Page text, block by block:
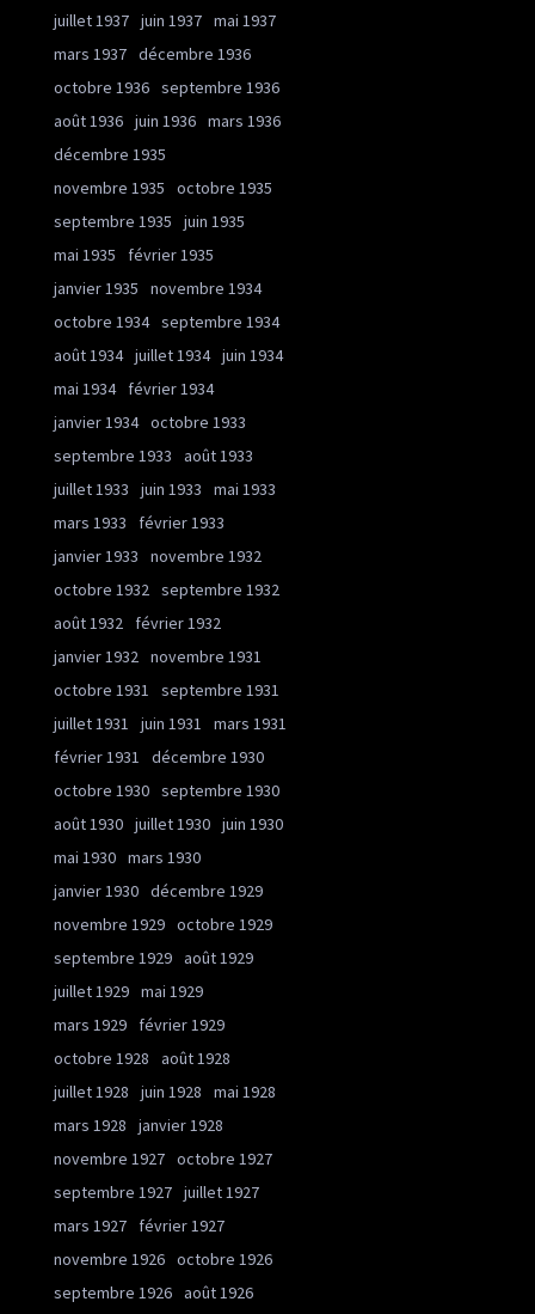
juillet 1937 juin 1937 mai 1937
mars 1937 décembre 1936
octobre 1936 septembre 1936
août 1936 juin 1936 mars 1936
décembre 1935
novembre 1935
octobre 1935
septembre 1935
juin 1935
mai 1935
février 1935
janvier 1935
novembre 1934
octobre 1934 septembre 1934
août 1934 juillet 1934 juin 1934
mai 1934
février 1934
janvier 1934 octobre 1933
septembre 1933
août 1933
juillet 1933
juin 1933
mai 1933
mars 1933
février 1933
janvier 1933
novembre 1932
octobre 1932 septembre 1932
août 1932
février 1932
janvier 1932 novembre 1931
octobre 1931
septembre 1931
juillet 1931
juin 1931
mars 1931
février 1931
décembre 1930
octobre 1930 septembre 1930
août 1930 juillet 1930 juin 1930
mai 1930 mars 1930
janvier 1930 décembre 1929
novembre 1929 octobre 1929
septembre 1929 août 1929
juillet 1929 mai 1929
mars 1929
février 1929
octobre 1928
août 1928
juillet 1928
juin 1928
mai 1928
mars 1928
janvier 1928
novembre 1927 octobre 1927
septembre 1927 juillet 1927
mars 1927
février 1927
novembre 1926 octobre 1926
septembre 1926 août 1926